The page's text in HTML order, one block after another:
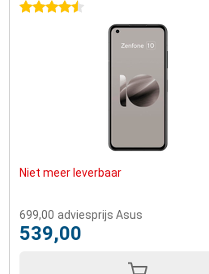
4.5 sterren
Niet meer leverbaar
699,00 adviesprijs Asus
539,00